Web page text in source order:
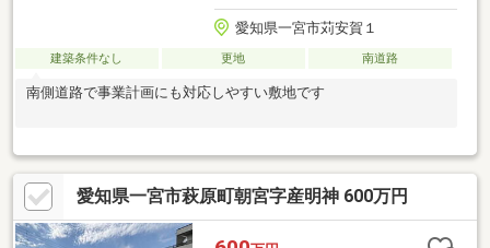
愛知県一宮市苅安賀１
建築条件なし 更地 南道路
南側道路で事業計画にも対応しやすい敷地です
愛知県一宮市萩原町朝宮字産明神 600万円